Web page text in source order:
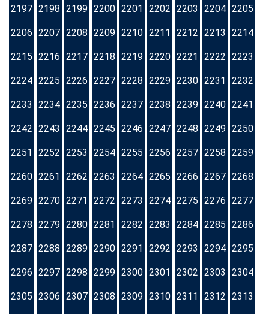
2197 2198 2199 2200 2201 2202 2203 2204 2205
2206 2207 2208 2209 2210 2211 2212 2213 2214
2215 2216 2217 2218 2219 2220 2221 2222 2223
2224 2225 2226 2227 2228 2229 2230 2231 2232
2233 2234 2235 2236 2237 2238 2239 2240 2241
2242 2243 2244 2245 2246 2247 2248 2249 2250
2251 2252 2253 2254 2255 2256 2257 2258 2259
2260 2261 2262 2263 2264 2265 2266 2267 2268
2269 2270 2271 2272 2273 2274 2275 2276 2277
2278 2279 2280 2281 2282 2283 2284 2285 2286
2287 2288 2289 2290 2291 2292 2293 2294 2295
2296 2297 2298 2299 2300 2301 2302 2303 2304
2305 2306 2307 2308 2309 2310 2311 2312 2313